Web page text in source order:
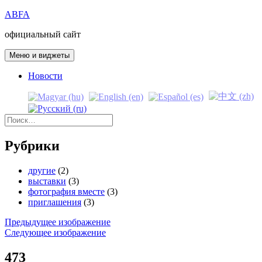
Перейти
содержимому
ABFA
официальный сайт
Меню и виджеты
Новости
Найти:
Рубрики
другие (2)
выставки (3)
фотография вместе (3)
приглашения (3)
Предыдущее изображение
Следующее изображение
473